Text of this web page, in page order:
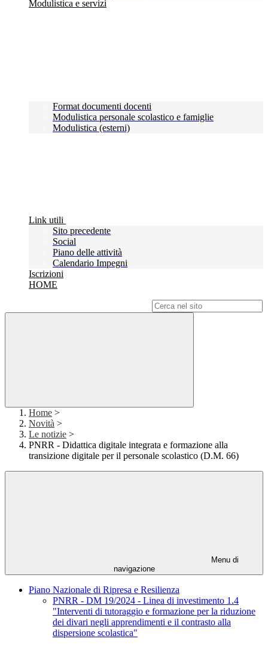
Modulistica e servizi
Format documenti docenti
Modulistica personale scolastico e famiglie
Modulistica (esterni)
Link utili
Sito precedente
Social
Piano delle attività
Calendario Impegni
Iscrizioni
HOME
Home >
Novità >
Le notizie >
PNRR - Didattica digitale integrata e formazione alla
transizione digitale per il personale scolastico (D.M. 66)
Menu di
navigazione
Piano Nazionale di Ripresa e Resilienza
PNRR - DM 19/2024 - Linea di investimento 1.4
"Interventi di tutoraggio e formazione per la riduzione
dei divari negli apprendimenti e il contrasto alla
dispersione scolastica"